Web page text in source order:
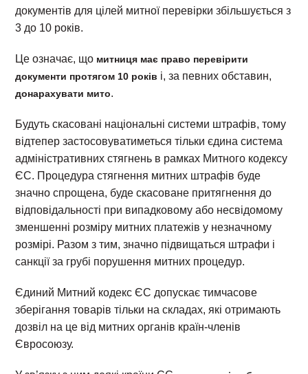
документів для цілей митної перевірки збільшується з
3 до 10 років.
Це означає, що митниця має право перевірити
документи протягом 10 років і, за певних обставин,
донарахувати мито.
Будуть скасовані національні системи штрафів, тому
відтепер застосовуватиметься тільки єдина система
адміністративних стягнень в рамках Митного кодексу
ЄС. Процедура стягнення митних штрафів буде
значно спрощена, буде скасоване притягнення до
відповідальності при випадковому або несвідомому
зменшенні розміру митних платежів у незначному
розмірі. Разом з тим, значно підвищаться штрафи і
санкції за грубі порушення митних процедур.
Єдиний Митний кодекс ЄС допускає тимчасове
зберігання товарів тільки на складах, які отримають
дозвіл на це від митних органів країн-членів
Євросоюзу.